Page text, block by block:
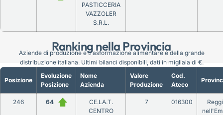
Ranking nella Provincia
PASTICCERIA
VAZZOLER
S.R.L.
Posizione
Evoluzione
Posizione
Nome
Azienda
Valore
Produzione
Cod.
Ateco
246 64
CE.LA.T.
CENTRO
7 016300
Aziende di produzione e trasformazione alimentare e della grande
distribuzione italiana. Ultimi bilanci disponibili, dati in migliaia di €.